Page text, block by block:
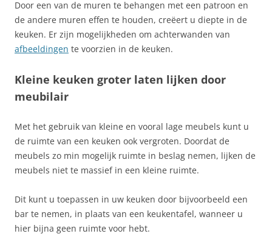
Door een van de muren te behangen met een patroon en
de andere muren effen te houden, creëert u diepte in de
keuken. Er zijn mogelijkheden om achterwanden van
afbeeldingen te voorzien in de keuken.
Kleine keuken groter laten lijken door
meubilair
Met het gebruik van kleine en vooral lage meubels kunt u
de ruimte van een keuken ook vergroten. Doordat de
meubels zo min mogelijk ruimte in beslag nemen, lijken de
meubels niet te massief in een kleine ruimte.
Dit kunt u toepassen in uw keuken door bijvoorbeeld een
bar te nemen, in plaats van een keukentafel, wanneer u
hier bijna geen ruimte voor hebt.